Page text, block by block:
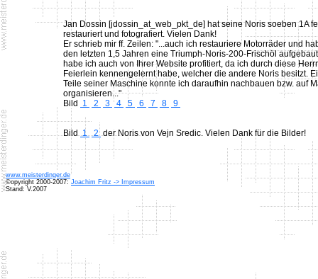
Jan Dossin [jdossin_at_web_pkt_de] hat seine Noris soeben 1A
restauriert und fotografiert. Vielen Dank!
Er schrieb mir ff. Zeilen: "...auch ich restauriere Motorräder und
den letzten 1,5 Jahren eine Triumph-Noris-200-Frischöl
habe ich auch von Ihrer Website profitiert, da ich durch diese
Feierlein kennengelernt habe, welcher die andere Noris besitzt.
Teile seiner Maschine konnte ich daraufhin nachbauen bzw. auf
organisieren..."
Bild
1 2 3 4 5 6 7 8 9
Bild1 2der Noris von Vejn Sredic. Vielen Dank für die Bilder!
www.meisterdinger.de
©opyright 2000-2007: Joachim Fritz -> Impressum
Stand: V.2007